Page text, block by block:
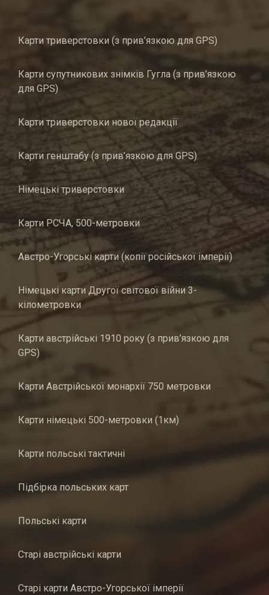
Карти триверстовки (з прив’язкою для GPS)
Карти супутникових знімків Гугла (з прив’язкою
для GPS)
Карти триверстовки нової редакції
Карти генштабу (з прив’язкою для GPS)
Німецькі триверстовки
Карти РСЧА, 500-метровки
Австро-Угорські карти (копії російської імперії)
Німецькі карти Другої світової війни 3-
кілометровки
Карти австрійські 1910 року (з прив’язкою для
GPS)
Карти Австрійської монархії 750 метровки
Карти німецькі 500-метровки (1км)
Карти польські тактичні
Підбірка польських карт
Польські карти
Старі австрійські карти
Старі карти Австро-Угорської імперії